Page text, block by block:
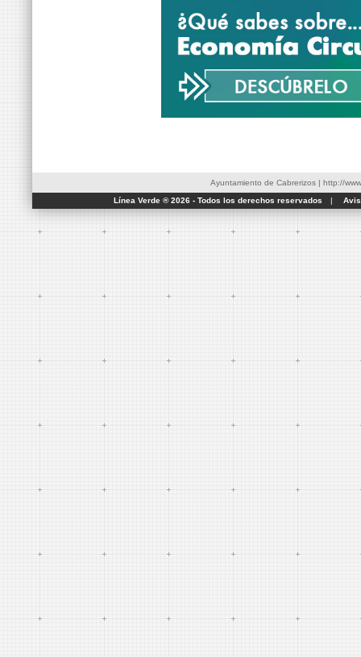
Ayuntamiento de Cabrerizos| http://
Línea Verde ® 2026 - Todos los derechos reservados
|